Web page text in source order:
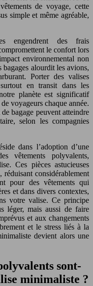
de voyage, cette
simple et même agréable,
engendrent des frais
le confort lors
environnemental non
alourdit les avions,
Porter des valises
en transit dans les
planète est significatif
voyageurs chaque année.
bagage peuvent atteindre
selon les compagnies
dans l’adoption d’une
vêtements polyvalents,
Ces pièces astucieuses
réduisant considérablement
pour des vêtements qui
et dans divers contextes,
votre valise. Ce principe
léger, mais aussi de faire
et aux changements
et le stress liés à la
devient alors une
sont-
minimaliste ?